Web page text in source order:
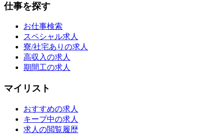
仕事を探す
お仕事検索
スペシャル求人
寮/社宅ありの求人
高収入の求人
期間工の求人
マイリスト
おすすめの求人
キープ中の求人
求人の閲覧履歴